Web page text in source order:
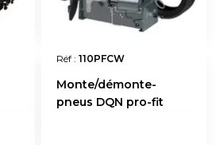
Réf : 110PFCW
Monte/démonte-
pneus DQN pro-fit